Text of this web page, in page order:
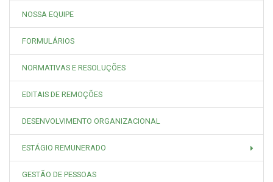
NOSSA EQUIPE
FORMULÁRIOS
NORMATIVAS E RESOLUÇÕES
EDITAIS DE REMOÇÕES
DESENVOLVIMENTO ORGANIZACIONAL
ESTÁGIO REMUNERADO
GESTÃO DE PESSOAS